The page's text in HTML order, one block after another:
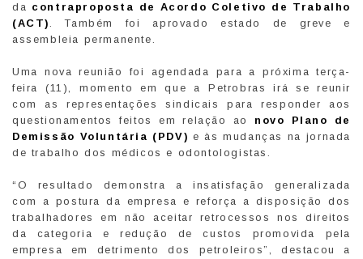
da contraproposta de Acordo Coletivo de Trabalho
(ACT). Também foi aprovado estado de greve e
assembleia permanente.
Uma nova reunião foi agendada para a próxima terça-
feira (11), momento em que a Petrobras irá se reunir
com as representações sindicais para responder aos
questionamentos feitos em relação ao novo Plano de
Demissão Voluntária (PDV) e às mudanças na jornada
de trabalho dos médicos e odontologistas.
“O resultado demonstra a insatisfação generalizada
com a postura da empresa e reforça a disposição dos
trabalhadores em não aceitar retrocessos nos direitos
da categoria e redução de custos promovida pela
empresa em detrimento dos petroleiros”, destacou a